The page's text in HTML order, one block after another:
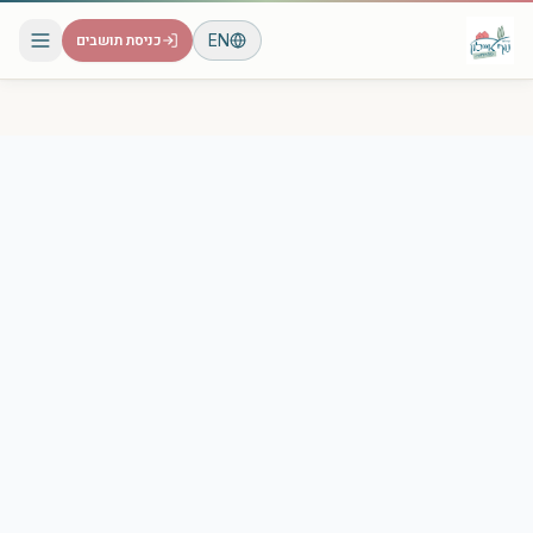
EN כניסת תושבים